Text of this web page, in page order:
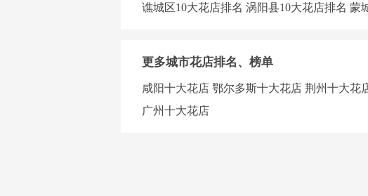
谯城区10大花店排名 涡阳县10大花店排名 蒙
更多城市花店排名、榜单
咸阳十大花店 鄂尔多斯十大花店 荆州十大花
广州十大花店